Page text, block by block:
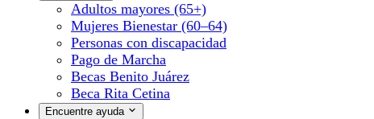
Adultos mayores (65+)
Mujeres Bienestar (60–64)
Personas con discapacidad
Pago de Marcha
Becas Benito Juárez
Beca Rita Cetina
Encuentre ayuda